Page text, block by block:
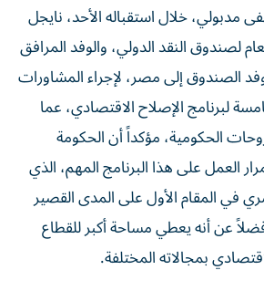
خلال استقباله الأحد، نايجل
لصندوق النقد الدولي، والوفد المرافق
الصندوق إلى مصر، لإجراء المشاورات
لبرنامج الإصلاح الاقتصادي، عما
الحكومية، مؤكداً أن الحكومة
العمل على هذا البرنامج المهم، الذي
في المقام الأول على المدى القصير
عن أنه يعطي مساحة أكبر للقطاع
بمجالاته المختلفة.